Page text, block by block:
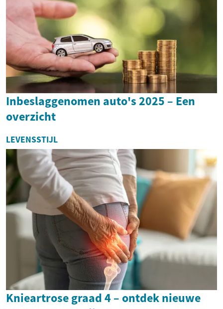
Inbeslaggenomen auto's 2025 – Een
overzicht
LEVENSSTIJL
Knieartrose graad 4 – ontdek nieuwe